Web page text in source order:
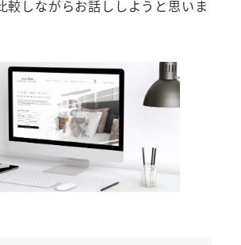
較しながらお話ししようと思いま